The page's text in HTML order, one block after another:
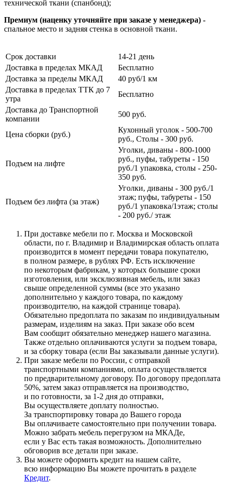
технической ткани (спанбонд);
Премиум (наценку уточняйте при заказе у менеджера) -
спальное место и задняя стенка в основной ткани.
Срок доставки
14-21 день
Доставка в пределах МКАД
Бесплатно
Доставка за пределы МКАД
40 руб/1 км
Доставка в пределах ТТК до 7
утра
Бесплатно
Доставка до Транспортной
компании
500 руб.
Цена сборки (руб.)
Кухонный уголок - 500-700
руб., Столы - 300 руб.
Подъем на лифте
Уголки, диваны - 800-1000
руб., пуфы, табуреты - 150
руб./1 упаковка, столы - 250-
350 руб.
Подъем без лифта (за этаж)
Уголки, диваны - 300 руб./1
этаж; пуфы, табуреты - 150
руб./1 упаковка/1этаж; столы
- 200 руб./ этаж
При доставке мебели по г. Москва и Московской
области, по г. Владимир и Владимирская область оплата
производится в момент передачи товара покупателю,
в полном размере, в рублях РФ. Есть исключение
по некоторым фабрикам, у которых большие сроки
изготовления, или эксклюзивная мебель, или заказ
свыше определенной суммы (все это указано
дополнительно у каждого товара, по каждому
производителю, на каждой странице товара).
Обязательно предоплата по заказам по индивидуальным
размерам, изделиям на заказ. При заказе обо всем
Вам сообщит обязательно менеджер нашего магазина.
Также отдельно оплачиваются услуги за подъем товара,
и за сборку товара (если Вы заказывали данные услуги).
При заказе мебели по России, с отправкой
транспортными компаниями, оплата осуществляется
по предварительному договору. По договору предоплата
50%, затем заказ отправляется на производство,
и по готовности, за 1-2 дня до отправки,
Вы осуществляете доплату полностью.
За транспортировку товара до Вашего города
Вы оплачиваете самостоятельно при получении товара.
Можно забрать мебель перегрузом на МКАДе,
если у Вас есть такая возможность. Дополнительно
обговорив все детали при заказе.
Вы можете оформить кредит на нашем сайте,
всю информацию Вы можете прочитать в разделе
Кредит.